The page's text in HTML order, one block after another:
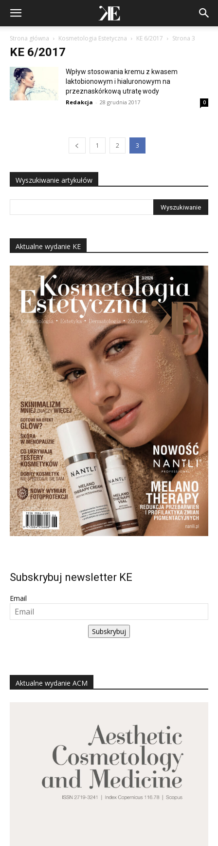
Strona główna Kosmetologia Estetyczna KE 6/2017 Strona 3
KE 6/2017
Wpływ stosowania kremu z kwasem
laktobionowym i hialuronowym na
przeznaskórkową utratę wody
Redakcja - 28 grudnia 2017 0
1 2 3
Wyszukiwanie artykułów
Aktualne wydanie KE
Subskrybuj newsletter KE
Email
Subskrybuj
Aktualne wydanie ACM